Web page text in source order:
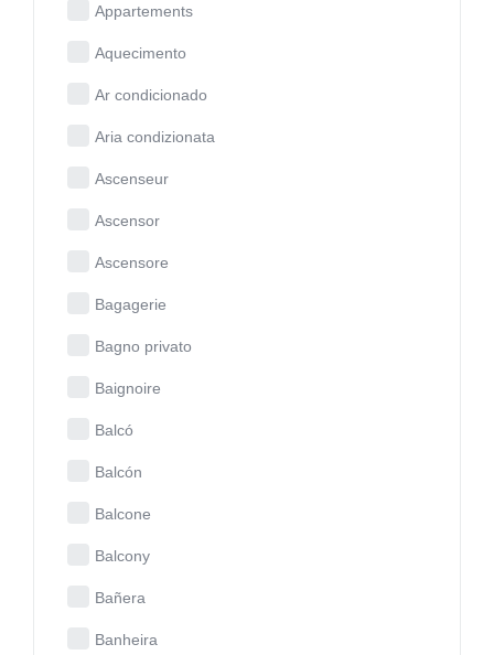
Appartements
Aquecimento
Ar condicionado
Aria condizionata
Ascenseur
Ascensor
Ascensore
Bagagerie
Bagno privato
Baignoire
Balcó
Balcón
Balcone
Balcony
Bañera
Banheira